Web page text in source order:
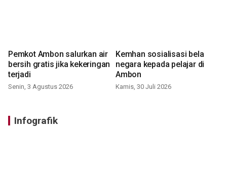
Pemkot Ambon salurkan air
bersih gratis jika kekeringan
terjadi
Senin, 3 Agustus 2026
Kemhan sosialisasi bela
negara kepada pelajar di
Ambon
Kamis, 30 Juli 2026
Infografik